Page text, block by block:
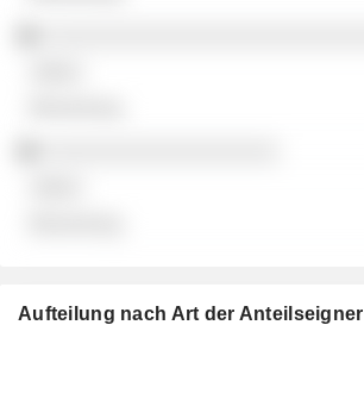
Aufteilung nach Art der Anteilseigner